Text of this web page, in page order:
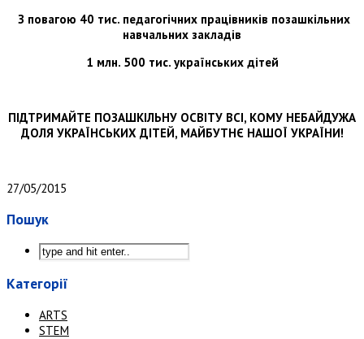
З повагою 40 тис. педагогічних працівників позашкільних
навчальних закладів
1 млн. 500 тис. українських дітей
ПІДТРИМАЙТЕ ПОЗАШКІЛЬНУ ОСВІТУ ВСІ, КОМУ НЕБАЙДУЖА
ДОЛЯ УКРАЇНСЬКИХ ДІТЕЙ, МАЙБУТНЄ НАШОЇ УКРАЇНИ!
27/05/2015
Пошук
Категорії
ARTS
STEM